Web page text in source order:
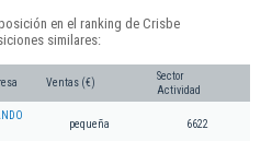
en el ranking de Crisbe
similares:
Ventas (€)
Sector
Actividad
pequeña 6622